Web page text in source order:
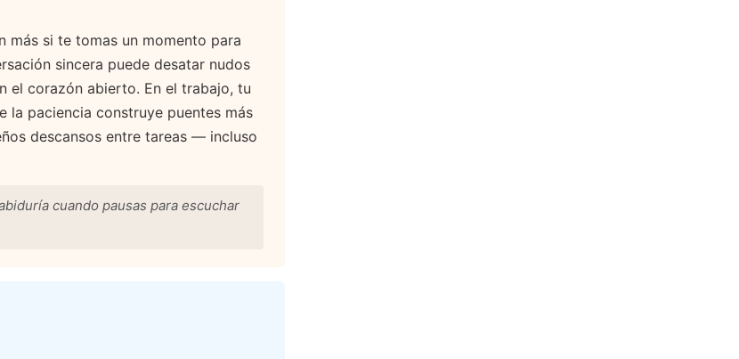
más si te tomas un momento para
sincera puede desatar nudos
el corazón abierto. En el trabajo, tu
la paciencia construye puentes más
descansos entre tareas — incluso
cuando pausas para escuchar